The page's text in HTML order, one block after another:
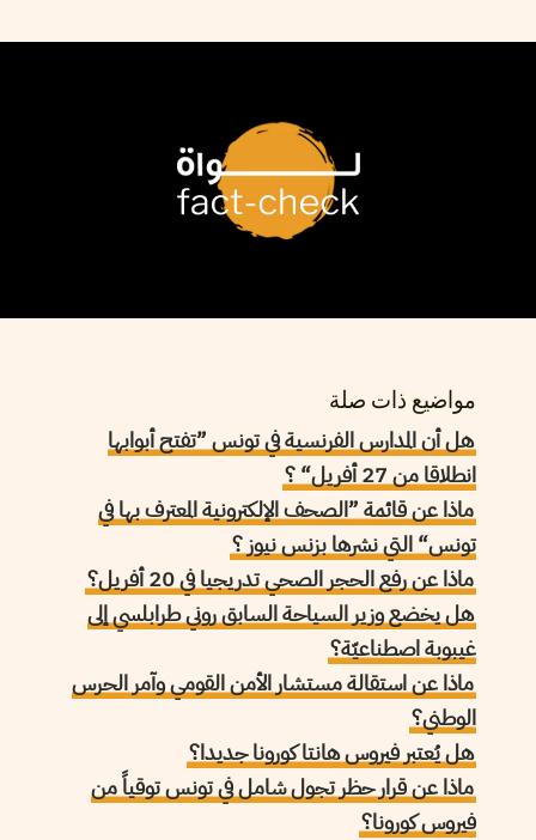
مواضيع ذات صلة
هل أن المدارس الفرنسية في تونس ”تفتح أبوابها
انطلاقا من 27 أفريل“ ؟
ماذا عن قائمة ”الصحف الإلكترونية المعترف بها في
تونس“ التي نشرها بزنس نيوز ؟
ماذا عن رفع الحجر الصحي تدريجيا في 20 أفريل؟
هل يخضع وزير السياحة السابق روني طرابلسي إلى
غيبوبة اصطناعيّة؟
ماذا عن استقالة مستشار الأمن القومي وآمر الحرس
الوطني؟
هل يُعتبر فيروس هانتا كورونا جديدا؟
ماذا عن قرار حظر تجول شامل في تونس توقياً من
فيروس كورونا؟